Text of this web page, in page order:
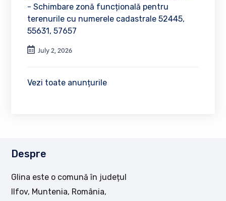
- Schimbare zonă funcțională pentru
terenurile cu numerele cadastrale 52445,
55631, 57657
July 2, 2026
Vezi toate anunțurile
Despre
Glina este o comună în județul
Ilfov, Muntenia, România,